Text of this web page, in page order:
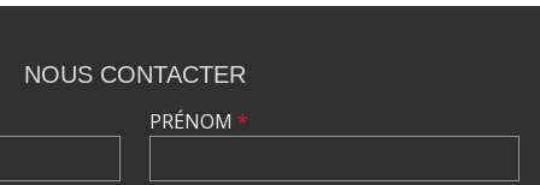
NOUS CONTACTER
PRÉNOM *